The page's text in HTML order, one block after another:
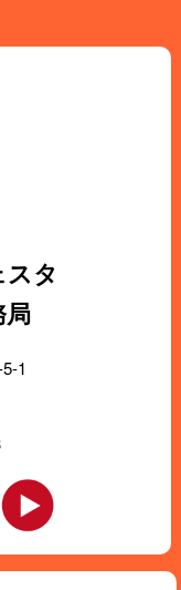
タ
局
1